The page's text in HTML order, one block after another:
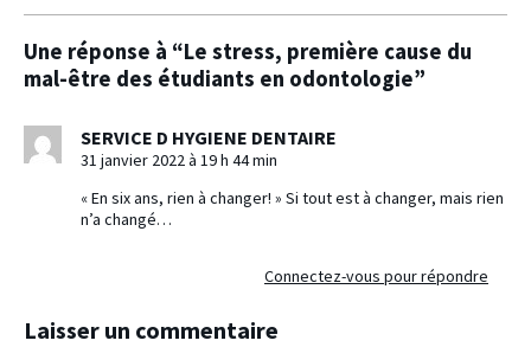
Une réponse à “Le stress, première cause du
mal-être des étudiants en odontologie”
SERVICE D HYGIENE DENTAIRE
31 janvier 2022 à 19 h 44 min
« En six ans, rien à changer! » Si tout est à changer, mais rien
n’a changé…
Connectez-vous pour répondre
Laisser un commentaire